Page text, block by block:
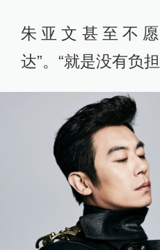
朱亚文甚至不
达”。“就是没有负